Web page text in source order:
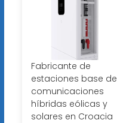
Fabricante de
estaciones base de
comunicaciones
híbridas eólicas y
solares en Croacia